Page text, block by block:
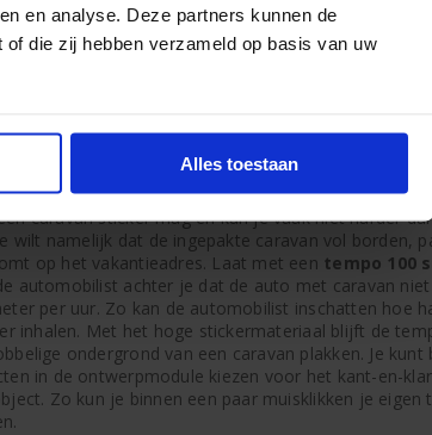
en analyse. Deze partners kunnen de
die zij hebben verzameld op basis van uw
Alles toestaan
de mogelijkheid om Hobby caravan stickers te
merken gebruiken. Denk bijvoorbeeld aan
caravan stickersenAdria caravan stickers
.
van je caravan op Google op te zoeken en te
Je kunt namelijk gemakkelijk
je ook een eigen ontwerp van je caravan merk
stickers die passen bij je merk caravan maar ook
caravan sticker mag en kun je vaak niet harder
wilt namelijk dat de ingepakte caravan vol borden,
op het vakantieadres. Laat met een tempo 100
automobilist achter je dat de auto met caravan
per uur. Zo kan de automobilist inschatten hoe
inhalen. Met het hoge stickermateriaal blijft de
ondergrond van een caravan plakken. Je
in de ontwerpmodule kiezen voor het kant-en-
Zo kun je binnen een paar muisklikken je eigen